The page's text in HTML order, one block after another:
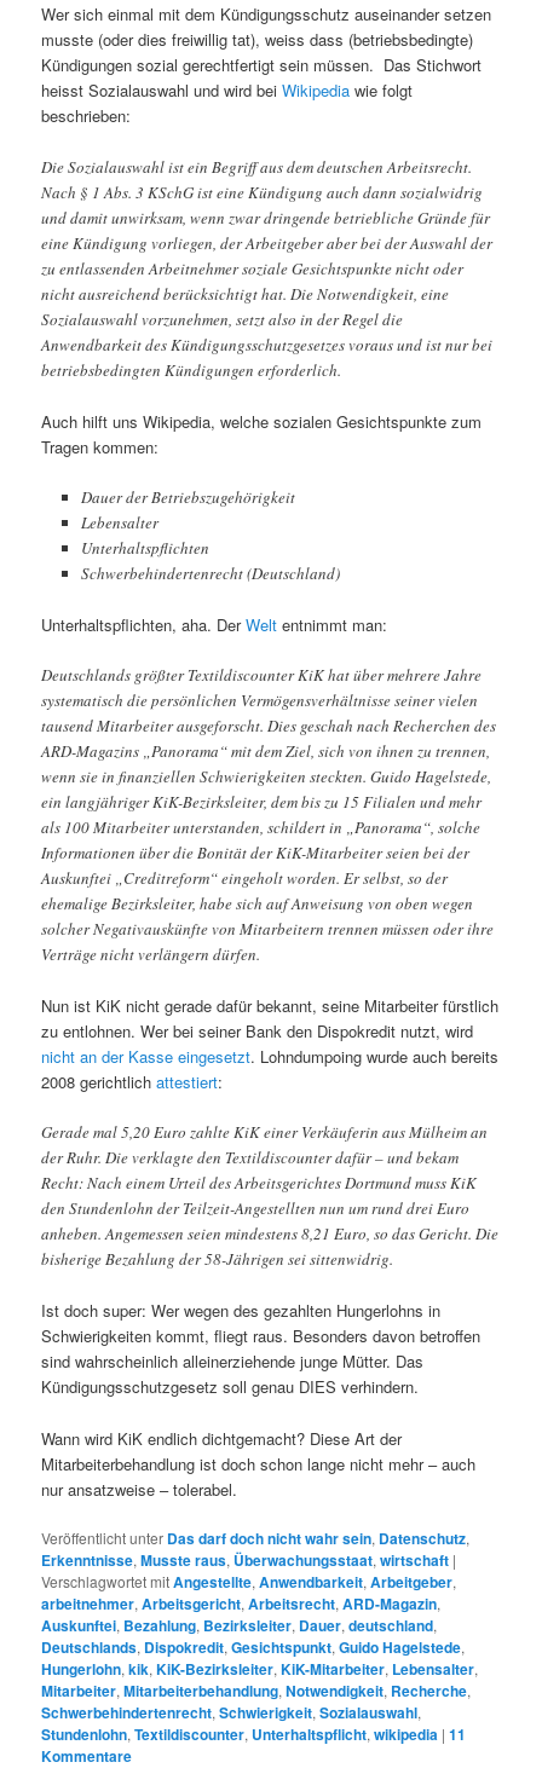
Wer sich einmal mit dem Kündigungsschutz auseinander setzen
musste (oder dies freiwillig tat), weiss dass (betriebsbedingte)
Kündigungen sozial gerechtfertigt sein müssen. Das Stichwort
heisst Sozialauswahl und wird beiWikipedia wie folgt
beschrieben:
Die Sozialauswahl ist ein Begriff aus dem deutschen Arbeitsrecht.
Nach § 1 Abs. 3 KSchG ist eine Kündigung auch dann sozialwidrig
und damit unwirksam, wenn zwar dringende betriebliche Gründe für
eine Kündigung vorliegen, der Arbeitgeber aber bei der Auswahl der
zu entlassenden Arbeitnehmer soziale Gesichtspunkte nicht oder
nicht ausreichend berücksichtigt hat. Die Notwendigkeit, eine
Sozialauswahl vorzunehmen, setzt also in der Regel die
Anwendbarkeit des Kündigungsschutzgesetzes voraus und ist nur bei
betriebsbedingten Kündigungen erforderlich.
Auch hilft uns Wikipedia, welche sozialen Gesichtspunkte zum
Tragen kommen:
Dauer der Betriebszugehörigkeit
Lebensalter
Unterhaltspflichten
Schwerbehindertenrecht (Deutschland)
Unterhaltspflichten, aha. DerWelt entnimmt man:
Deutschlands größter Textildiscounter KiK hat über mehrere Jahre
systematisch die persönlichen Vermögensverhältnisse seiner vielen
tausend Mitarbeiter ausgeforscht. Dies geschah nach Recherchen des
ARD-Magazins „Panorama“ mit dem Ziel, sich von ihnen zu trennen,
wenn sie in finanziellen Schwierigkeiten steckten. Guido Hagelstede,
ein langjähriger KiK-Bezirksleiter, dem bis zu 15 Filialen und mehr
als 100 Mitarbeiter unterstanden, schildert in „Panorama“, solche
Informationen über die Bonität der KiK-Mitarbeiter seien bei der
Auskunftei „Creditreform“ eingeholt worden. Er selbst, so der
ehemalige Bezirksleiter, habe sich auf Anweisung von oben wegen
solcher Negativauskünfte von Mitarbeitern trennen müssen oder ihre
Verträge nicht verlängern dürfen.
Nun ist KiK nicht gerade dafür bekannt, seine Mitarbeiter fürstlich
zu entlohnen. Wer bei seiner Bank den Dispokredit nutzt, wird
nicht an der Kasse eingesetzt. Lohndumpoing wurde auch bereits
2008 gerichtlichattestiert:
Gerade mal 5,20 Euro zahlte KiK einer Verkäuferin aus Mülheim an
der Ruhr. Die verklagte den Textildiscounter dafür – und bekam
Recht: Nach einem Urteil des Arbeitsgerichtes Dortmund muss KiK
den Stundenlohn der Teilzeit-Angestellten nun um rund drei Euro
anheben. Angemessen seien mindestens 8,21 Euro, so das Gericht. Die
bisherige Bezahlung der 58-Jährigen sei sittenwidrig.
Ist doch super: Wer wegen des gezahlten Hungerlohns in
Schwierigkeiten kommt, fliegt raus. Besonders davon betroffen
sind wahrscheinlich alleinerziehende junge Mütter. Das
Kündigungsschutzgesetz soll genau DIES verhindern.
Wann wird KiK endlich dichtgemacht? Diese Art der
Mitarbeiterbehandlung ist doch schon lange nicht mehr – auch
nur ansatzweise – tolerabel.
Veröffentlicht unter Das darf doch nicht wahr sein, Datenschutz,
Erkenntnisse,Musste raus, Überwachungsstaat,wirtschaft |
Verschlagwortet mitAngestellte,Anwendbarkeit,Arbeitgeber,
arbeitnehmer,Arbeitsgericht,Arbeitsrecht,ARD-Magazin,
Auskunftei, Bezahlung, Bezirksleiter, Dauer,deutschland,
Deutschlands, Dispokredit,Gesichtspunkt,Guido Hagelstede,
Hungerlohn,kik,KiK-Bezirksleiter,KiK-Mitarbeiter, Lebensalter,
Mitarbeiter,Mitarbeiterbehandlung,Notwendigkeit, Recherche,
Schwerbehindertenrecht,Schwierigkeit,Sozialauswahl,
Stundenlohn,Textildiscounter, Unterhaltspflicht,wikipedia |11
Kommentare